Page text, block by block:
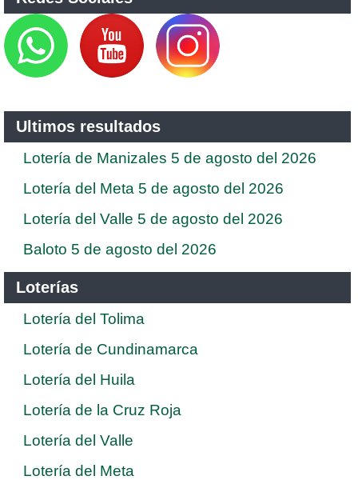
Ultimos resultados
Lotería de Manizales 5 de agosto del 2026
Lotería del Meta 5 de agosto del 2026
Lotería del Valle 5 de agosto del 2026
Baloto 5 de agosto del 2026
Loterías
Lotería del Tolima
Lotería de Cundinamarca
Lotería del Huila
Lotería de la Cruz Roja
Lotería del Valle
Lotería del Meta